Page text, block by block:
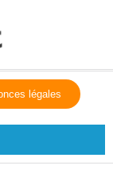
légales